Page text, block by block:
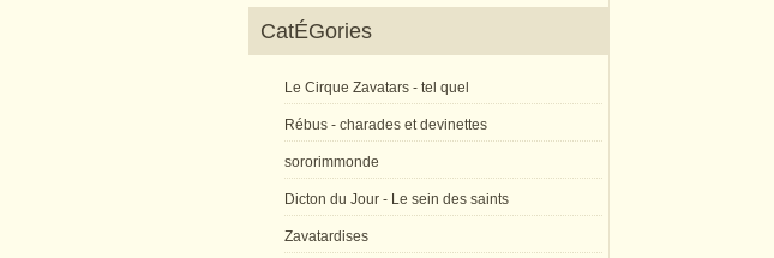
CatÉGories
Le Cirque Zavatars - tel quel
Rébus - charades et devinettes
sororimmonde
Dicton du Jour - Le sein des saints
Zavatardises